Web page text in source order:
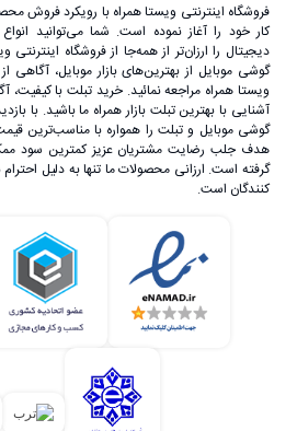
فروشگاه اینترنتی ویستا همراه با رویکرد فروش
کار خود را آغاز نموده است. شما می‌توانید
دیجیتال را ارزان‌تر از همه‌جا از فروشگاه اینترنتی
گوشی موبایل از بهترین‌های بازار موبایل،
ویستا همراه مراجعه نمائید. خرید تبلت با
آشنایی با بهترین تبلت بازار همراه ما باشید. با
گوشی موبایل و تبلت را همواره با مناسب‌ترین
هدف جلب رضایت مشتریان عزیز کمترین سود
گرفته است. ارزانی محصولات ما تنها به دلیل
کنندگان است.